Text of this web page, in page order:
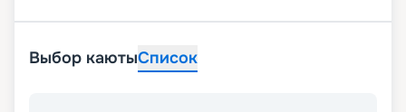
Выбор каютыСписок